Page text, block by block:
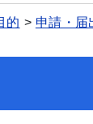
的 申請・届